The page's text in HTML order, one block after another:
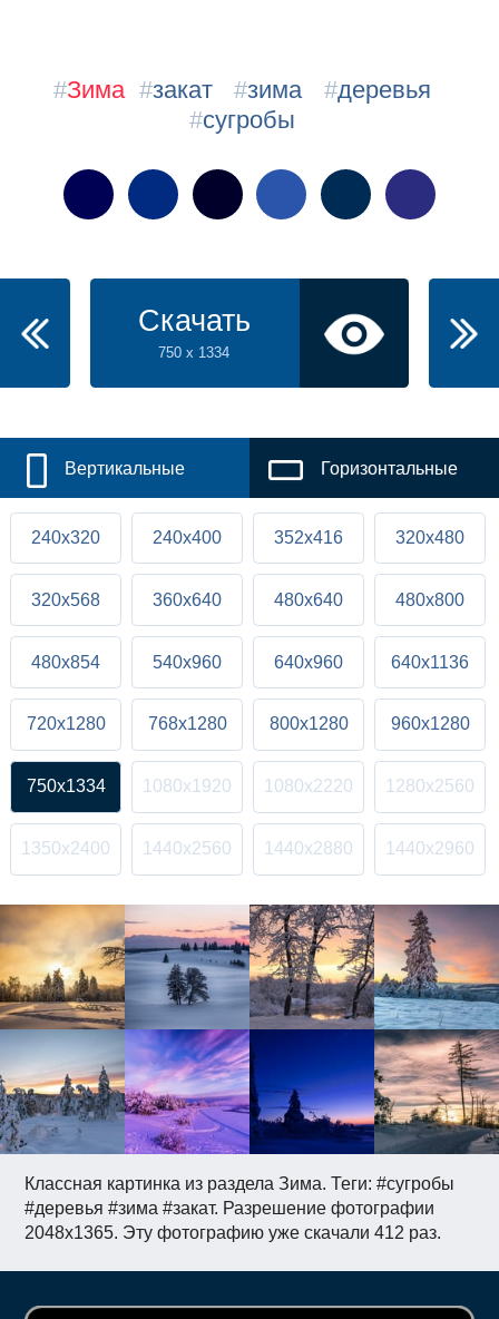
Классная картинка из раздела Зима. Теги: #сугробы
#деревья #зима #закат. Разрешение фотографии
2048x1365. Эту фотографию уже скачали 412 раз.
#Зима #закат #зима #деревья
#сугробы
Скачать
750 x 1334
Вертикальные Горизонтальные
240x320 240x400 352x416 320x480
320x568 360x640 480x640 480x800
480x854 540x960 640x960 640x1136
720x1280 768x1280 800x1280 960x1280
750x1334 1080x1920 1080x2220 1280x2560
1350x2400 1440x2560 1440x2880 1440x2960